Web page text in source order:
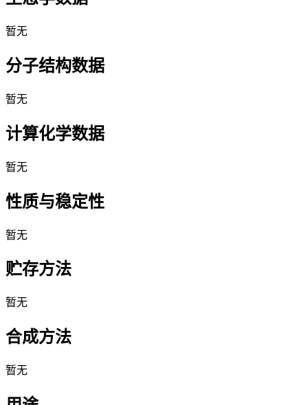
暂无
分子结构数据
暂无
计算化学数据
暂无
性质与稳定性
暂无
贮存方法
暂无
合成方法
暂无